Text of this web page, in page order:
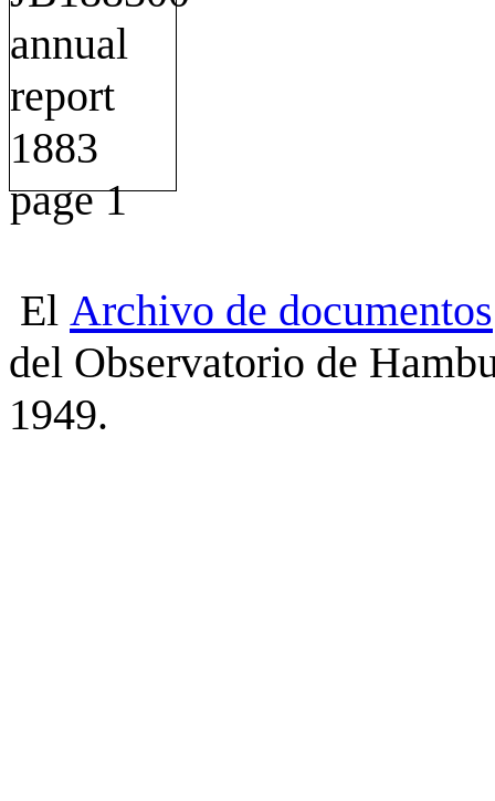
El Archivo de documentos
del Observatorio de
1949.